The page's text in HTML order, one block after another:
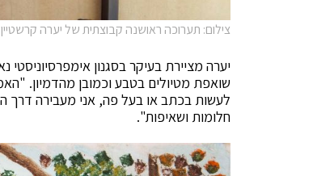
צילום: תערוכה ראושנה קבוצתית של יערה
יערה מציירת בעיקר בסגנון
שואפת מטיולים בטבע וכמובן מהדמיון.
לעשות בכתב או בעל פה, אני מעבירה דרך
חלומות ושאיפות".